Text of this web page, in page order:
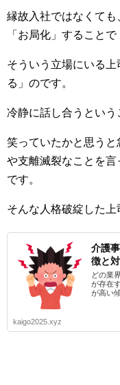
縁故入社ではなくても
「お局化」すること
そういう立場にいる
る」のです。
冷静に話し合うという
笑っていたかと思う
や支離滅裂なことを
です。
そんな人格破綻した上
介護
徴と
どの業
が存在
が高い
kaigo2025.xyz